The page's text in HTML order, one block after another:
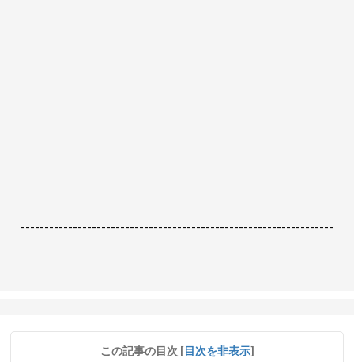
------------------------------------------------------------------
この記事の目次 [目次を非表示]